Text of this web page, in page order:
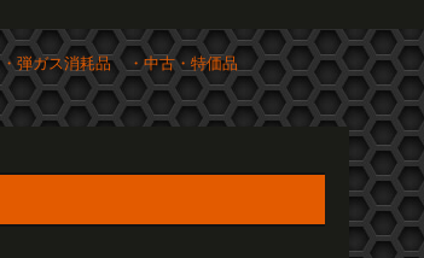
・弾ガス消耗品
・中古・特価品